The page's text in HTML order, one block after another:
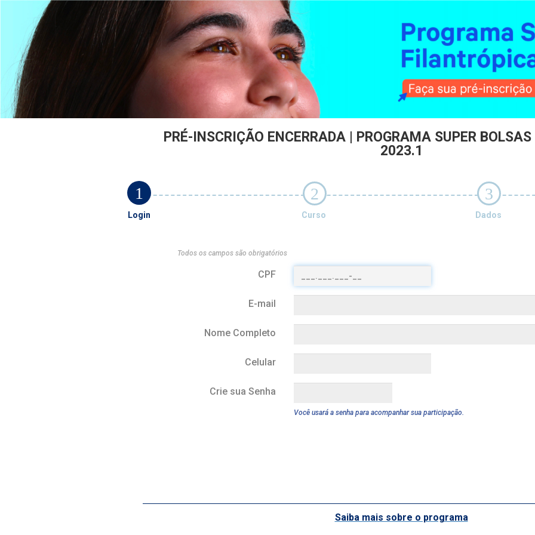
PRÉ-INSCRIÇÃO ENCERRADA | PROGRAMA SUPER
2023.1
1
Login
2
Curso
3
Dados
Todos os campos são obrigatórios
CPF
E-mail
Nome Completo
Celular
Crie sua Senha
Você usará a senha para acompanhar sua participação.
Saiba mais sobre o programa